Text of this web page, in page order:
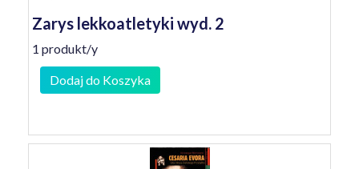
Zarys lekkoatletyki wyd. 2
1 produkt/y
Dodaj do Koszyka